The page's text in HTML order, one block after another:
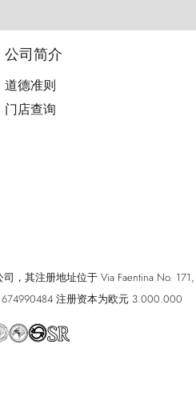
公司简介
道德准则
门店查询
其注册地址位于 Via Faentina No. 171,
注册资本为欧元 3.000.000